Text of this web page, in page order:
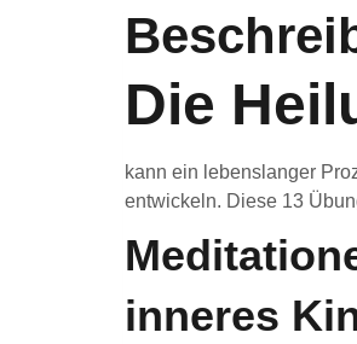
Die
kann ein lebenslanger
entwickeln. Diese 13
inneres